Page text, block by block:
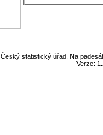
Český statistický úřad, Na
Verze: